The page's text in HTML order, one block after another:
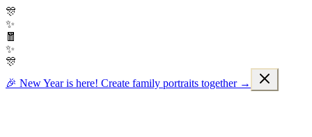
🎊
✨
🧧
✨
🎊
🎉 New Year is here! Create family portraits together →